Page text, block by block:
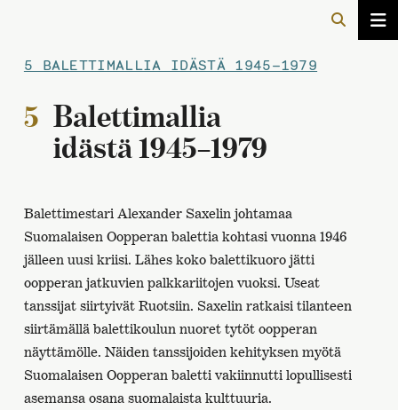
5 BALETTIMALLIA IDÄSTÄ 1945–1979
5 Balettimallia
idästä 1945–1979
Balettimestari Alexander Saxelin johtamaa
Suomalaisen Oopperan balettia kohtasi vuonna 1946
jälleen uusi kriisi. Lähes koko balettikuoro jätti
oopperan jatkuvien palkkariitojen vuoksi. Useat
tanssijat siirtyivät Ruotsiin. Saxelin ratkaisi tilanteen
siirtämällä balettikoulun nuoret tytöt oopperan
näyttämölle. Näiden tanssijoiden kehityksen myötä
Suomalaisen Oopperan baletti vakiinnutti lopullisesti
asemansa osana suomalaista kulttuuria.